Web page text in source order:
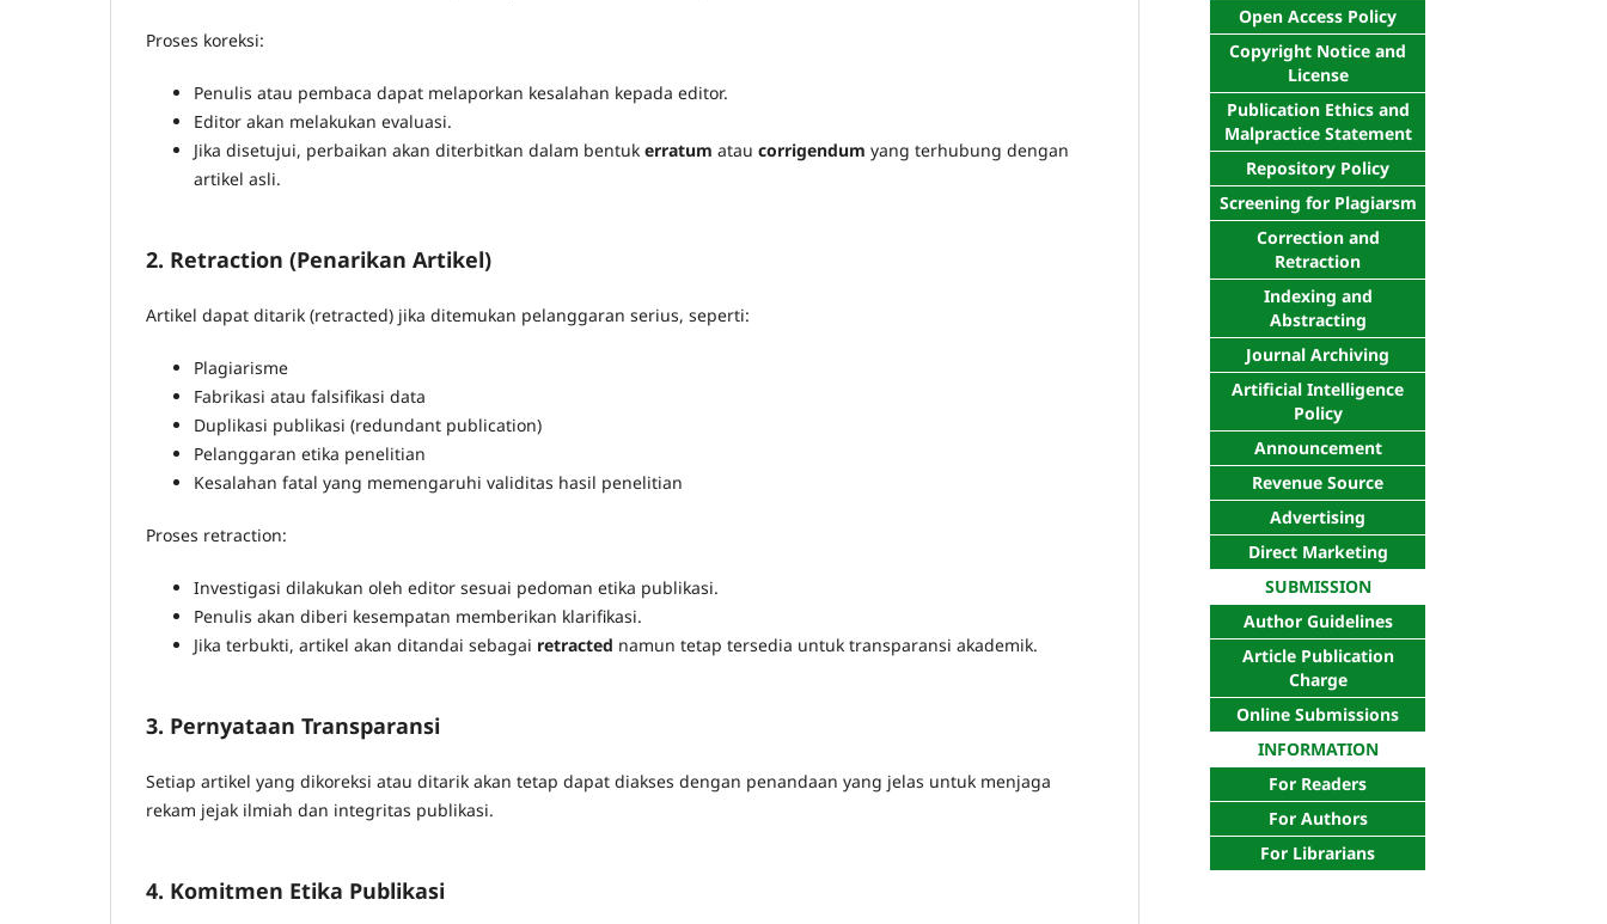
Proses koreksi:
Penulis atau pembaca dapat melaporkan kesalahan kepada editor.
Editor akan melakukan evaluasi.
Jika disetujui, perbaikan akan diterbitkan dalam bentuk erratum atau corrigendum yang terhubung dengan
artikel asli.
2. Retraction (Penarikan Artikel)
Artikel dapat ditarik (retracted) jika ditemukan pelanggaran serius, seperti:
Plagiarisme
Fabrikasi atau falsifikasi data
Duplikasi publikasi (redundant publication)
Pelanggaran etika penelitian
Kesalahan fatal yang memengaruhi validitas hasil penelitian
Proses retraction:
Investigasi dilakukan oleh editor sesuai pedoman etika publikasi.
Penulis akan diberi kesempatan memberikan klarifikasi.
Jika terbukti, artikel akan ditandai sebagai retracted namun tetap tersedia untuk transparansi akademik.
3. Pernyataan Transparansi
Setiap artikel yang dikoreksi atau ditarik akan tetap dapat diakses dengan penandaan yang jelas untuk menjaga
rekam jejak ilmiah dan integritas publikasi.
4. Komitmen Etika Publikasi
Open Access Policy
Copyright Notice and
License
Publication Ethics and
Malpractice Statement
Repository Policy
Screening for Plagiarsm
Correction and
Retraction
Indexing and
Abstracting
Journal Archiving
Artificial Intelligence
Policy
Announcement
Revenue Source
Advertising
Direct Marketing
SUBMISSION
Author Guidelines
Article Publication
Charge
Online Submissions
INFORMATION
For Readers
For Authors
For Librarians